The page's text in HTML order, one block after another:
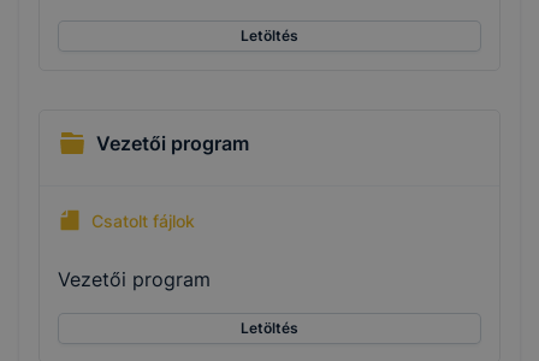
Letöltés
Vezetői program
Csatolt fájlok
Vezetői program
Letöltés